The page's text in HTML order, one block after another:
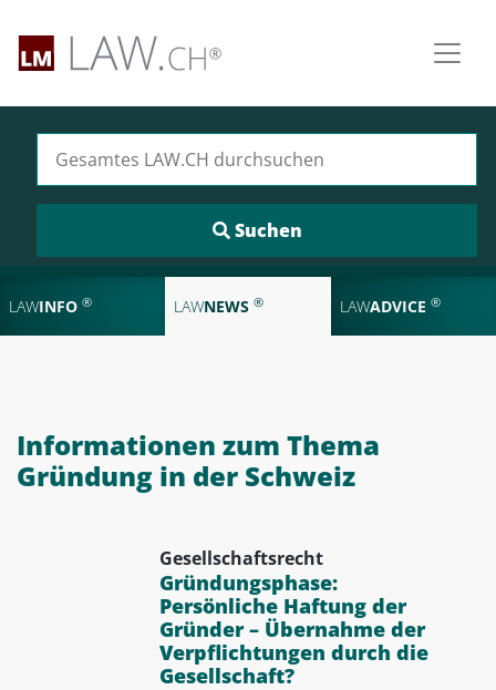
LAWINFO ® LAWNEWS ® LAWADVICE ®
Informationen zum Thema
Gründung in der Schweiz
Gesellschaftsrecht
Gründungsphase:
Persönliche Haftung der
Gründer – Übernahme der
Verpflichtungen durch die
Gesellschaft?